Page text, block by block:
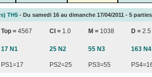
TH5 - Du samedi 16 au dimanche 17/04/2011 - 5 parties
Top = 4567 CI = 1.0 M = 1038 D = 2.5
17 N1 25 N2 55 N3 163 N4
PS1=17 PS2=25 PS3=55